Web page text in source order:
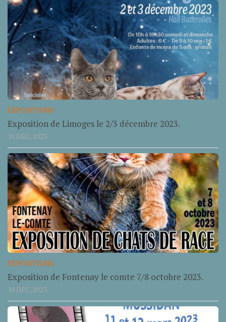
EXPOSITIONS
Exposition de Limoges le 2/3 décembre 2023.
10 DÉC, 2023
EXPOSITIONS
Exposition de Fontenay le comte 7/8 octobre 2023.
10 DÉC, 2023